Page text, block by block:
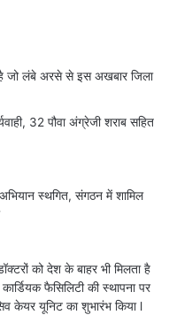
है जो लंबे अरसे से इस अखबार जिला
32 पौवा अंग्रेजी शराब सहित
अभियान स्थगित, संगठन में शामिल
को देश के बाहर भी मिलता है
फैसिलिटी की स्थापना पर
केयर यूनिट का शुभारंभ किया l